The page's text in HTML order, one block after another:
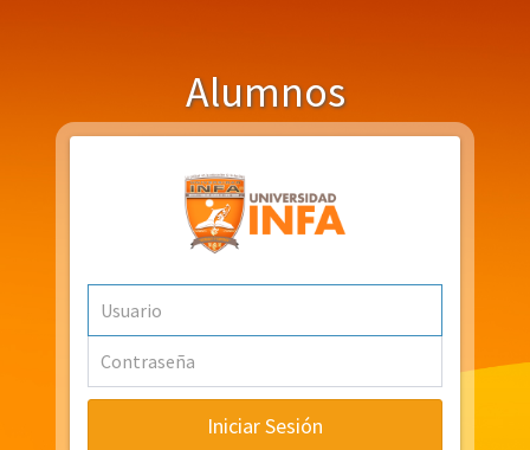
Alumnos
Iniciar Sesión